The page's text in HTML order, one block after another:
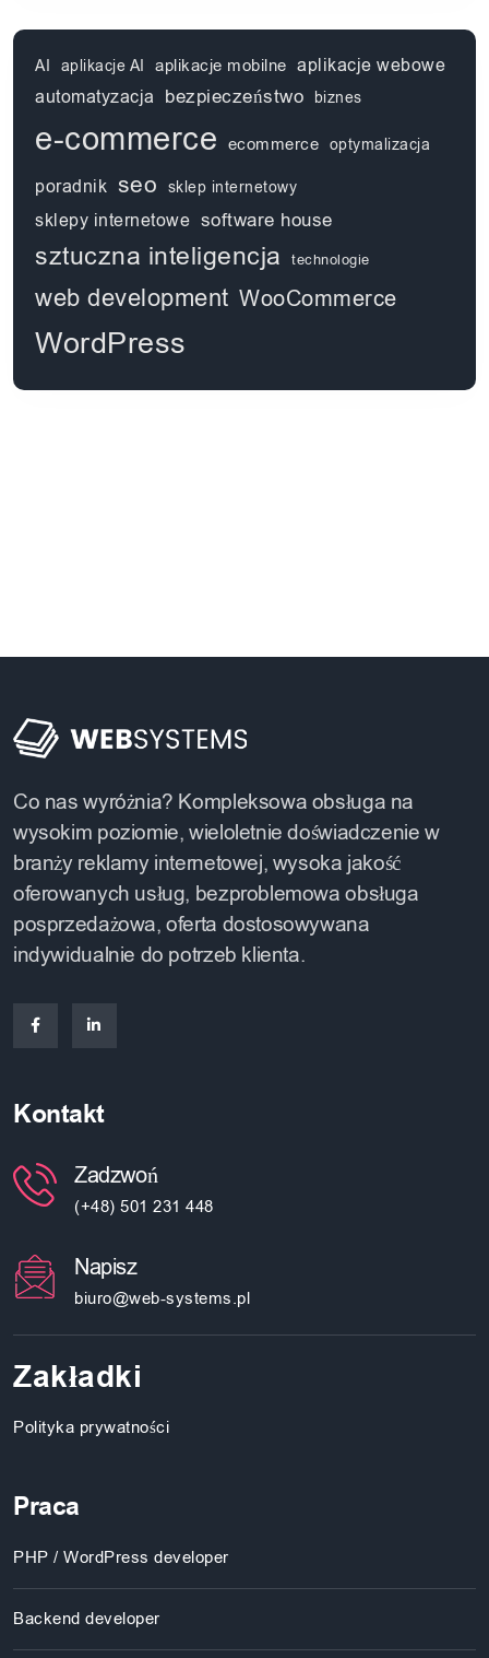
AI aplikacje AI aplikacje mobilne aplikacje webowe
automatyzacja bezpieczeństwo biznes
e-commerce ecommerce optymalizacja
poradnik seo sklep internetowy
sklepy internetowe software house
sztuczna inteligencja technologie
web development WooCommerce
WordPress
Co nas wyróżnia? Kompleksowa obsługa na
wysokim poziomie, wieloletnie doświadczenie w
branży reklamy internetowej, wysoka jakość
oferowanych usług, bezproblemowa obsługa
posprzedażowa, oferta dostosowywana
indywidualnie do potrzeb klienta.
Kontakt
Zadzwoń
(+48) 501 231 448
Napisz
biuro@web-systems.pl
Zakładki
Polityka prywatności
Praca
PHP / WordPress developer
Backend developer